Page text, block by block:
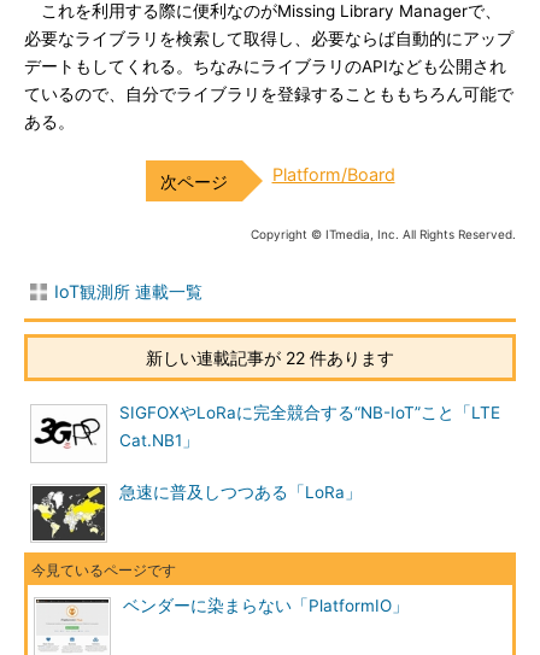
これを利用する際に便利なのがMissing Library Managerで、
必要なライブラリを検索して取得し、必要ならば自動的にアップ
デートもしてくれる。ちなみにライブラリのAPIなども公開され
ているので、自分でライブラリを登録することももちろん可能で
ある。
Platform/Board
Copyright © ITmedia, Inc. All Rights Reserved.
IoT観測所 連載一覧
新しい連載記事が 22 件あります
SIGFOXやLoRaに完全競合する“NB-IoT”こと「LTE
Cat.NB1」
急速に普及しつつある「LoRa」
ベンダーに染まらない「PlatformIO」